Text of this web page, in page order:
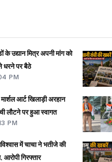
उद्यान मित्र अपनी मांग को
धरने पर बैठे
PM
आर्ट खिलाड़ी अरहान
लौटने पर हुआ स्वागत
PM
में चाचा ने भतीजे की
आरोपी गिरफ्तार